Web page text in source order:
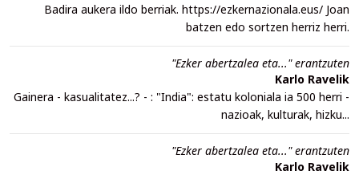
Badira aukera ildo berriak. https://ezkernazionala.eus/ Joan
batzen edo sortzen herriz herri.
"Ezker abertzalea eta..." erantzuten
Karlo Ravelik
Gainera - kasualitatez...? - : "India": estatu koloniala ia 500 herri -
nazioak, kulturak, hizku...
"Ezker abertzalea eta..." erantzuten
Karlo Ravelik